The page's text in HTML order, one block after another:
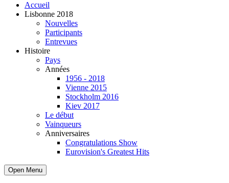
Accueil
Lisbonne 2018
Nouvelles
Participants
Entrevues
Histoire
Pays
Années
1956 - 2018
Vienne 2015
Stockholm 2016
Kiev 2017
Le début
Vainqueurs
Anniversaires
Congratulations Show
Eurovision's Greatest Hits
Open Menu